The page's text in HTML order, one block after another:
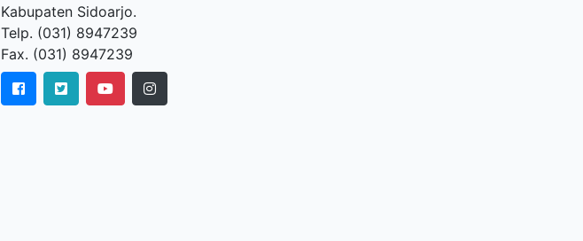
Kabupaten Sidoarjo.
Telp. (031) 8947239
Fax. (031) 8947239